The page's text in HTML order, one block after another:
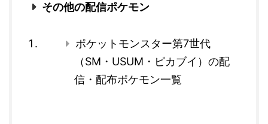
その他の配信ポケモン
ポケットモンスター第7世代
（SM・USUM・ピカブイ）の配
信・配布ポケモン一覧